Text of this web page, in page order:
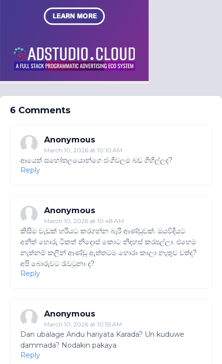
6 Comments
Anonymous
March 10, 2026 at 10:10 AM
ආයෙත් සහෝතලයොන්ගෙ ජංගිවලම බඩ ගිහිල්ලද?
Reply
Anonymous
March 10, 2026 at 10:48 AM
කිසිම වැඩක් හරියට කරගන්න බැරි ආණ්ඩුවක්. ඔයවිදියට
අනිත් හොරු ටිකත් නිදොස් කොට නිදහස් කරපල්ලා. එහෙම
නැත්නම් කලින් ආණ්ඩු ඇත්තටම හොරා කාලා නැතුව වත්ද?
අපි බොරුවට රැවටුනා ද?
Reply
Anonymous
March 10, 2026 at 10:55 AM
Dan ubalage Andu hariyata Karada? Un kuduwe
dammada? Nodakin pakaya
Reply